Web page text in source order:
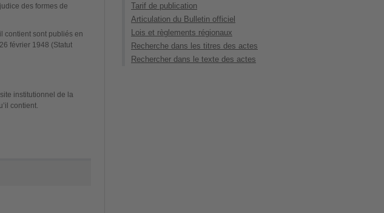
des formes de
contient sont publiés en
février 1948 (Statut
institutionnel de la
contient.
Tarif de publication
Articulation du Bulletin officiel
Lois et règlements régionaux
Recherche dans les titres des actes
Rechercher dans le texte des actes